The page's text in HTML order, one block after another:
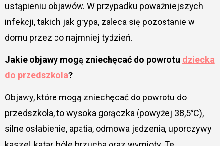
ustąpieniu objawów. W przypadku poważniejszych
infekcji, takich jak grypa, zaleca się pozostanie w
domu przez co najmniej tydzień.
Jakie objawy mogą zniechęcać do powrotu dziecka
do przedszkola?
Objawy, które mogą zniechęcać do powrotu do
przedszkola, to wysoka gorączka (powyżej 38,5°C),
silne osłabienie, apatia, odmowa jedzenia, uporczywy